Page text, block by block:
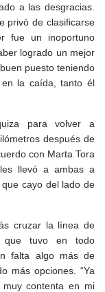
a las desgracias.
privó de clasificarse
fue un inoportuno
logrado un mejor
puesto teniendo
la caída, tanto él
para volver a
después de
con Marta Tora
llevó a ambas a
cayo del lado de
cruzar la línea de
que tuvo en todo
falta algo más de
más opciones. “Ya
contenta en mi